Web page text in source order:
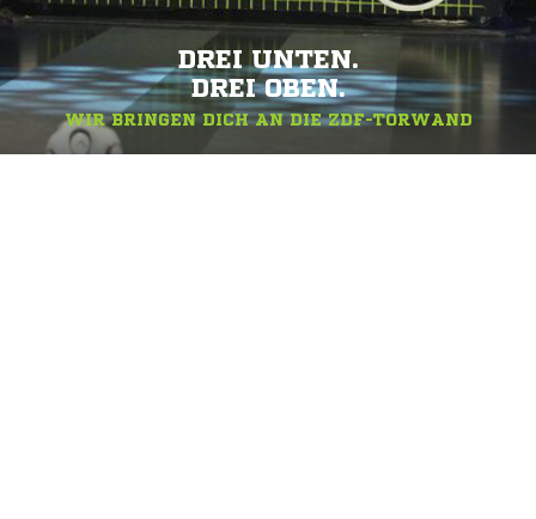
DREI UNTEN.
DREI OBEN.
WIR BRINGEN DICH AN DIE ZDF-TORWAND